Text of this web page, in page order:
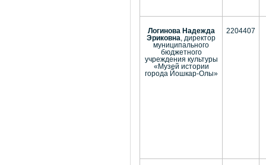
Логинова Надежда
Эриковна , директор
муниципального
бюджетного
учреждения культуры
«Музей истории
города Йошкар-Олы»
2204407